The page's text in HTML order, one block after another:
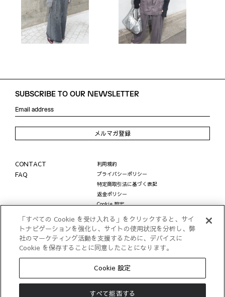
CONTACT
FAQ
利用規約
プライバシーポリシー
特定商取引法に基づく表記
返金ポリシー
Cookie 設定
LINE公式アカウントに関する個人情報の取り扱い
© STYLEM Ltd.
SUBSCRIBE TO OUR NEWSLETTER
メルマガ登録
「すべての Cookie を受け入れる」をクリックすると、サイ
トナビゲーションを強化し、サイトの使用状況を分析し、弊
社のマーケティング活動を支援するために、デバイスに
Cookie を保存することに同意したことになります。
Cookie 設定
すべて拒否する